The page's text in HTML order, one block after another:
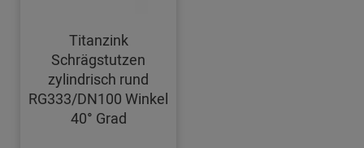
Titanzink
Schrägstutzen
zylindrisch rund
RG333/DN100 Winkel
40° Grad